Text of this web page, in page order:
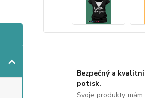
Bezpečný a kvalitní
potisk.
Svoje produkty mám